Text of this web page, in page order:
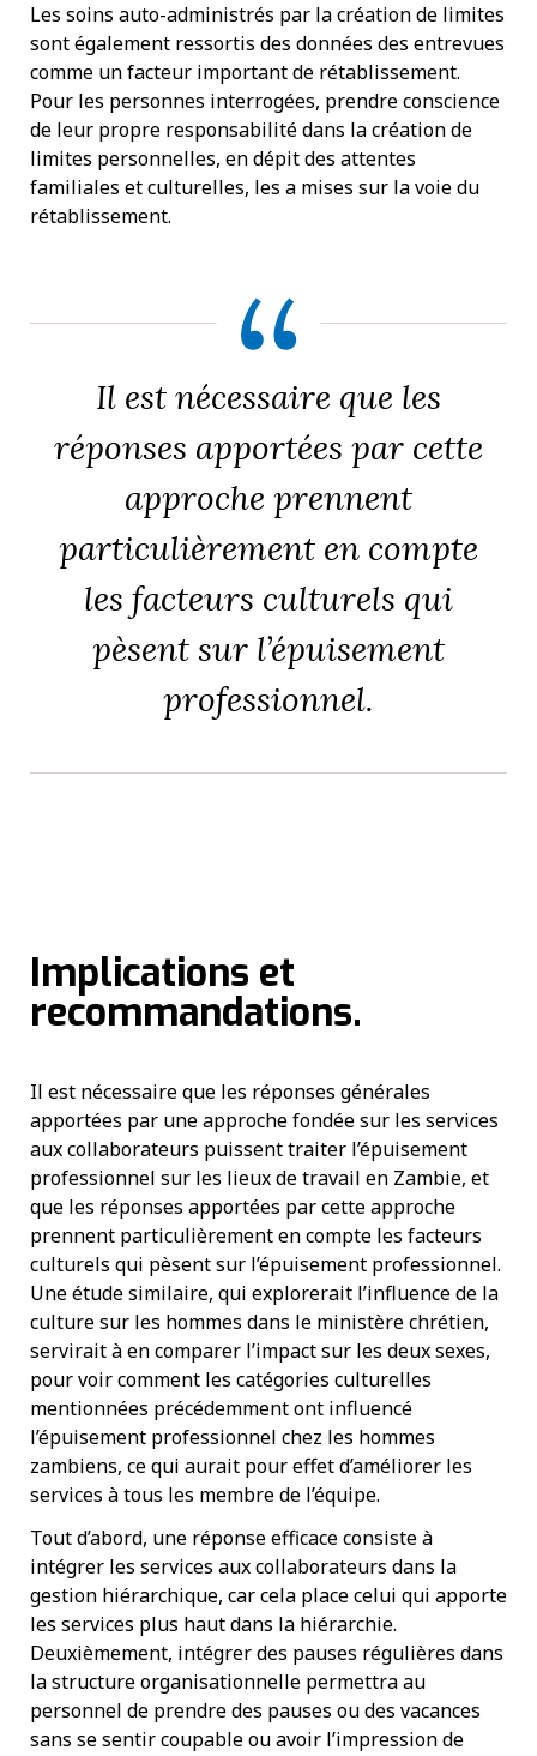
Les soins auto-administrés par la création de limites
sont également ressortis des données des entrevues
comme un facteur important de rétablissement.
Pour les personnes interrogées, prendre conscience
de leur propre responsabilité dans la création de
limites personnelles, en dépit des attentes
familiales et culturelles, les a mises sur la voie du
rétablissement.
Il est nécessaire que les
réponses apportées par cette
approche prennent
particulièrement en compte
les facteurs culturels qui
pèsent sur l’épuisement
professionnel.
Implications et
recommandations.
Il est nécessaire que les réponses générales
apportées par une approche fondée sur les services
aux collaborateurs puissent traiter l’épuisement
professionnel sur les lieux de travail en Zambie, et
que les réponses apportées par cette approche
prennent particulièrement en compte les facteurs
culturels qui pèsent sur l’épuisement professionnel.
Une étude similaire, qui explorerait l’influence de la
culture sur les hommes dans le ministère chrétien,
servirait à en comparer l’impact sur les deux sexes,
pour voir comment les catégories culturelles
mentionnées précédemment ont influencé
l’épuisement professionnel chez les hommes
zambiens, ce qui aurait pour effet d’améliorer les
services à tous les membre de l’équipe.
Tout d’abord, une réponse efficace consiste à
intégrer les services aux collaborateurs dans la
gestion hiérarchique, car cela place celui qui apporte
les services plus haut dans la hiérarchie.
Deuxièmement, intégrer des pauses régulières dans
la structure organisationnelle permettra au
personnel de prendre des pauses ou des vacances
sans se sentir coupable ou avoir l’impression de